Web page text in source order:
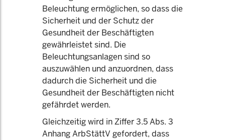
Beleuchtung ermöglichen, so dass die
Sicherheit und der Schutz der
Gesundheit der Beschäftigten
gewährleistet sind. Die
Beleuchtungsanlagen sind so
auszuwählen und anzuordnen, dass
dadurch die Sicherheit und die
Gesundheit der Beschäftigten nicht
gefährdet werden.
Gleichzeitig wird in Ziffer 3.5 Abs. 3
Anhang ArbStättV gefordert, dass